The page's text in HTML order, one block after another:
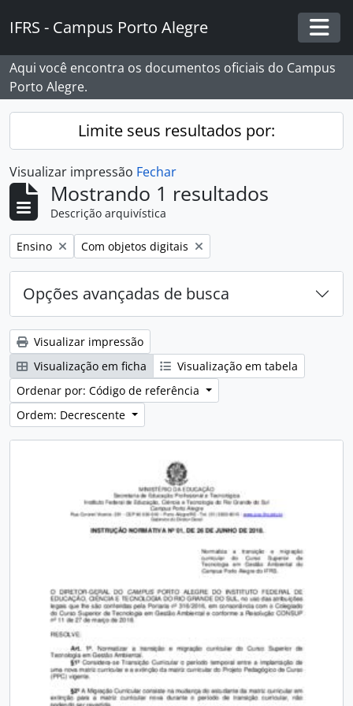
IFRS - Campus Porto Alegre
Aqui você encontra os documentos oficiais do Campus
Porto Alegre.
Limite seus resultados por:
Visualizar impressão Fechar
Mostrando 1 resultados
Descrição arquivística
Remover filtro:
Ensino Remover filtro:
Com objetos digitais
Opções avançadas de busca
Visualizar impressão
Visualização em ficha
Visualização em tabela
Ordenar por: Código de referência
Ordem: Decrescente